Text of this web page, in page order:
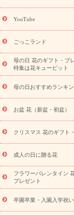
(トルコキキョウ)
ら探す
お祝いの花
念日
結婚祝い 出
寿祝い
プチギフト
供え・お悔やみ商品
お供え プリザーブド
盆・初盆）
その他
ビジネス用
ご
ドフラワー
スタ
ンド花
お祝い
ディ胡蝶蘭・お祝い
観葉植物
観葉
お祝い
お供え・お
プチギフト（
キューピットのeGfit
YouTube
ごっこランド
母の日 花のギフト・プ
特集は花キューピット
母の日おすすめランキ
お盆 花（新盆・初盆）
クリスマス 花のギフト
成人の日に贈る花
フラワーバレンタイン
プレゼント
卒園卒業・入園入学祝